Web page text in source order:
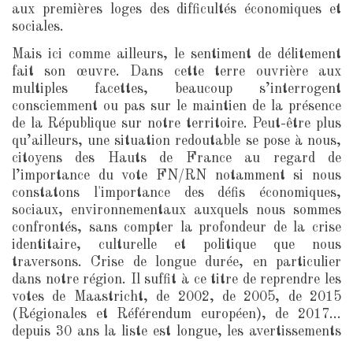
aux premières loges des difficultés économiques et
sociales.
Mais ici comme ailleurs, le sentiment de délitement
fait son œuvre. Dans cette terre ouvrière aux
multiples facettes, beaucoup s’interrogent
consciemment ou pas sur le maintien de la présence
de la République sur notre territoire. Peut-être plus
qu’ailleurs, une situation redoutable se pose à nous,
citoyens des Hauts de France au regard de
l’importance du vote FN/RN notamment si nous
constatons l'importance des défis économiques,
sociaux, environnementaux auxquels nous sommes
confrontés, sans compter la profondeur de la crise
identitaire, culturelle et politique que nous
traversons. Crise de longue durée, en particulier
dans notre région. Il suffit à ce titre de reprendre les
votes de Maastricht, de 2002, de 2005, de 2015
(Régionales et Référendum européen), de 2017…
depuis 30 ans la liste est longue, les avertissements